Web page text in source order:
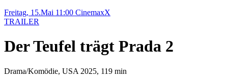
Freitag, 15.Mai 11:00 CinemaxX
TRAILER
Der Teufel trägt Prada 2
Drama/Komödie, USA 2025, 119 min